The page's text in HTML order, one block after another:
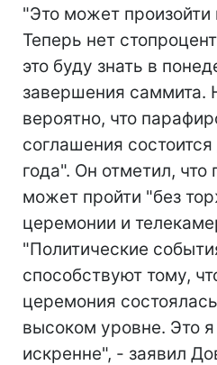
"Это может произойти
Теперь нет
это буду знать в
завершения саммита.
вероятно, что
соглашения
года". Он отметил,
может пройти "без
церемонии и
"Политические
способствуют тому,
церемония
высоком уровне. Это
искренне", - заявил